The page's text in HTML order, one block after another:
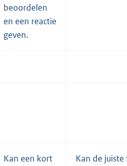
beoordelen
en een reactie
geven.
Kan een kort
Kan de juiste